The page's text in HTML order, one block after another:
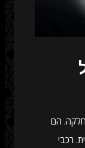
חלקה. הם
רכבי